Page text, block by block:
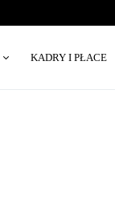
KADRY I PŁACE